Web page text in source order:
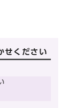
せください